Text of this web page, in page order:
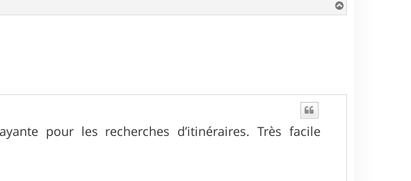
a
pour les recherches d’itinéraires. Très facile